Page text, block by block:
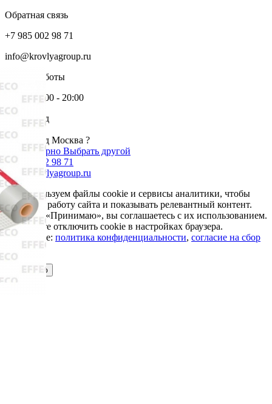
Обратная связь
+7 985 002 98 71
info@krovlyagroup.ru
Режим работы
Пн-Пт: 9:00 - 20:00
Ваш город
Москва
Ваш город Москва ?
Да, все верно Выбрать другой
+7 985 002 98 71
info@krovlyagroup.ru
Мы используем файлы cookie и сервисы аналитики, чтобы
улучшить работу сайта и показывать релевантный контент.
Нажимая «Принимаю», вы соглашаетесь с их использованием.
Вы можете отключить cookie в настройках браузера.
Подробнее: политика конфиденциальности, согласие на сбор
cookie
Принимаю